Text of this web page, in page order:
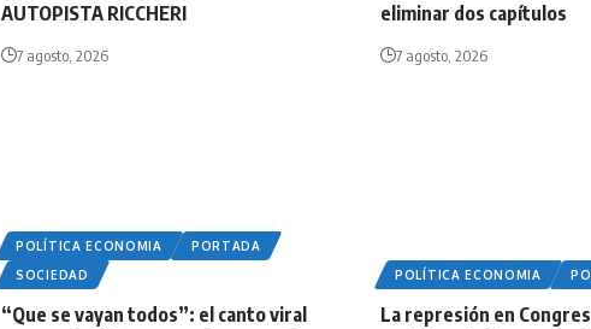
AUTOPISTA RICCHERI
7 agosto, 2026
eliminar dos capítulos
7 agosto, 2026
POLÍTICA ECONOMIA
PORTADA
SOCIEDAD
“Que se vayan todos”: el canto viral
POLÍTICA ECONOMIA
La represión en